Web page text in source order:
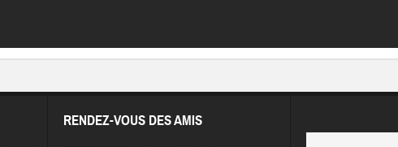
RENDEZ-VOUS DES AMIS